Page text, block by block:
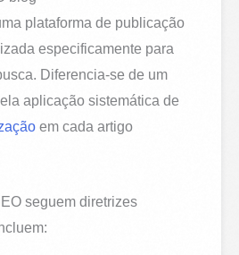
plataforma de publicação
especificamente para
Diferencia-se de um
aplicação sistemática de
em cada artigo
seguem diretrizes